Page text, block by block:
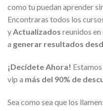
como tu puedan aprender
Encontraras todos los
yActualizados reunidos
a generar resultados
¡Decídete Ahora!
vip a más del 90% de
Sea como sea que los llamen: